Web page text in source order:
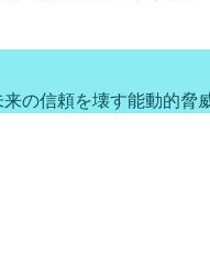
信頼を壊す能動的脅威